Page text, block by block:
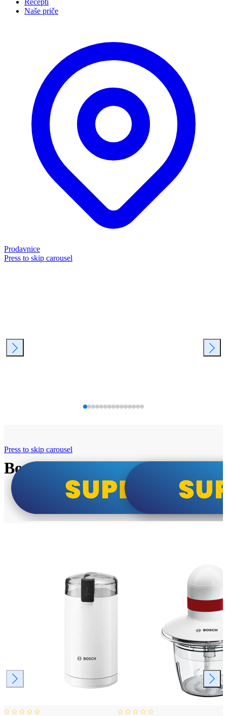
Recepti
Naše priče
Prodavnice
Press to skip carousel
Bosch super cene
Press to skip carousel